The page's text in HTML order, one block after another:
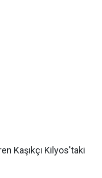
Kaşıkçı Kilyos'taki